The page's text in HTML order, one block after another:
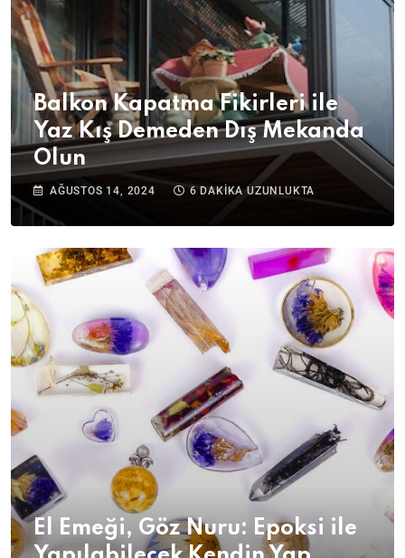
Balkon Kapatma Fikirleri ile
Yaz Kış Demeden Dış Mekanda
Olun
AĞUSTOS 14, 2024 6 DAKIKA UZUNLUKTA
El Emeği, Göz Nuru: Epoksi ile